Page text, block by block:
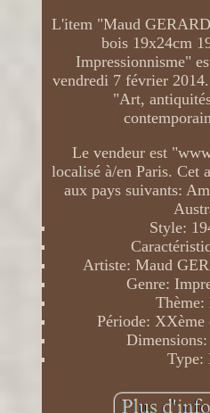
L'item "Maud
bois 19x24cm
Impressionnisme"
vendredi 7 février
"Art,
Le vendeur est
localisé à/en Paris. Cet
aux pays suivants:
Style:
Artiste: Maud
Genre:
Thème:
Période: XXème
Type: